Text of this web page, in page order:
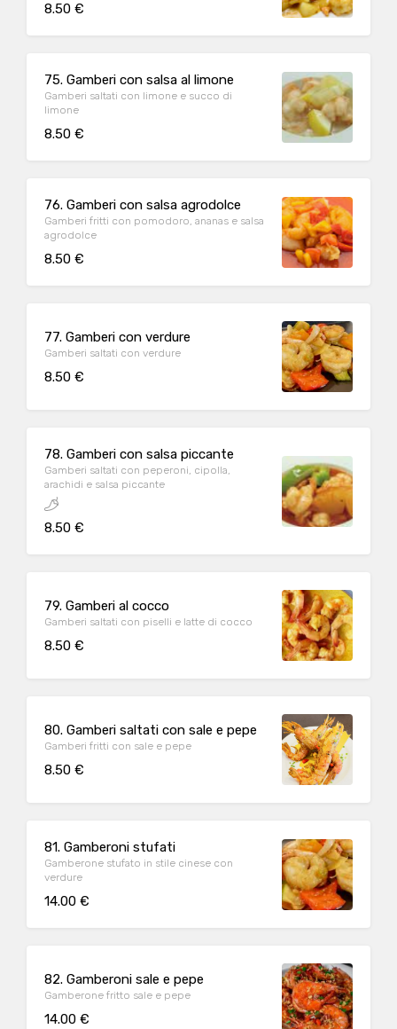
8.50 €
75. Gamberi con salsa al limone
Gamberi saltati con limone e succo di
limone
8.50 €
76. Gamberi con salsa agrodolce
Gamberi fritti con pomodoro, ananas e salsa
agrodolce
8.50 €
77. Gamberi con verdure
Gamberi saltati con verdure
8.50 €
78. Gamberi con salsa piccante
Gamberi saltati con peperoni, cipolla,
arachidi e salsa piccante
8.50 €
79. Gamberi al cocco
Gamberi saltati con piselli e latte di cocco
8.50 €
80. Gamberi saltati con sale e pepe
Gamberi fritti con sale e pepe
8.50 €
81. Gamberoni stufati
Gamberone stufato in stile cinese con
verdure
14.00 €
82. Gamberoni sale e pepe
Gamberone fritto sale e pepe
14.00 €